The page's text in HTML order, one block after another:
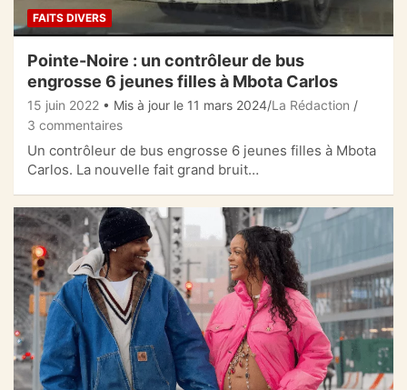
FAITS DIVERS
Pointe-Noire : un contrôleur de bus
engrosse 6 jeunes filles à Mbota Carlos
15 juin 2022 • Mis à jour le 11 mars 2024 La Rédaction
3 commentaires
Un contrôleur de bus engrosse 6 jeunes filles à Mbota
Carlos. La nouvelle fait grand bruit…